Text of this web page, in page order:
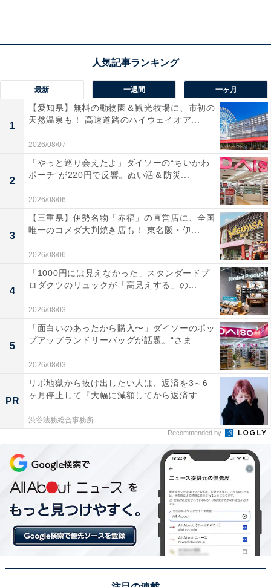
まるで自分の指先のように使えるレイエの「ゆびさきトング」
「ゆびさきトング」は、その商品名の通り、まるで指先
のように使えるトングです。
菜箸や長いトングを使って調理をするとき、食材をつか
みづらいと感じたり、取り回しに手こずったりしたこと
はありませんか？
この「ゆびさきトング」は、そんな“困った”を解消して
くれ、まるで指先で食材を扱っているかのように、スム
ーズに調理を進めることができます。
適度なバネ性がありつかみやすい
「さすがメイドイン燕三条！」と拍手を送りたくなる美
しいフォルム。
最新 一週間 一ヶ月
1
【愛知県】無料の動物園＆観光牧場に、市初の
天然温泉も！ 高速道路のハイウェイオア...
2026/08/07
2
「やっと巡り会えたよ」ダイソーの“ちいかわ
ポーチ”が220円で反響。ぬい活＆防災...
2026/08/06
3
【三重県】伊勢名物「赤福」の直営店に、全国
唯一のコメダ大判焼き店も！ 東名阪・伊...
2026/08/06
4
「1000円には見えなかった」スタンダードプ
ロダクツのリュックが「高見えする」の...
2026/08/03
5
「面白いのあったから購入〜」ダイソーのポッ
プアップランドリーバッグが話題。“さま...
2026/08/03
PR
リボ地獄から抜け出したい人は、返済を3～6
ヶ月停止して『大幅に減額してから返済す...
渋谷法務総合事務所
Recommended by